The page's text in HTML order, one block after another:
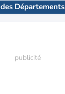
des Départements